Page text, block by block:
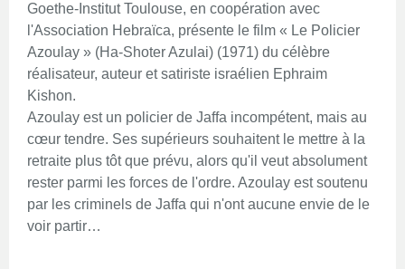
Goethe-Institut Toulouse, en coopération avec
l'Association Hebraïca, présente le film « Le Policier
Azoulay » (Ha-Shoter Azulai) (1971) du célèbre
réalisateur, auteur et satiriste israélien Ephraim
Kishon.
Azoulay est un policier de Jaffa incompétent, mais au
cœur tendre. Ses supérieurs souhaitent le mettre à la
retraite plus tôt que prévu, alors qu'il veut absolument
rester parmi les forces de l'ordre. Azoulay est soutenu
par les criminels de Jaffa qui n'ont aucune envie de le
voir partir…